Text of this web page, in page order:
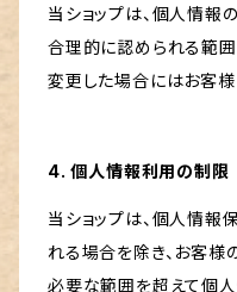
当ショップは、個人情報
合理的に認められる範囲
変更した場合にはお客様
4. 個人情報利用の制限
当ショップは、個人情報
れる場合を除き、お客様
必要な範囲を超えて個人